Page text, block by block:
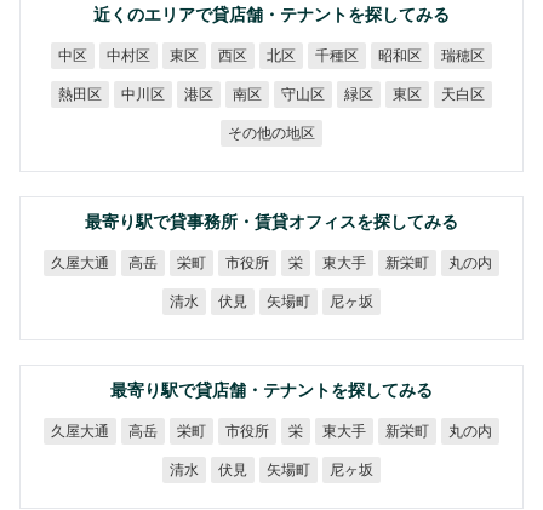
近くのエリアで貸店舗・テナントを探してみる
中区 中村区 東区 西区 北区 千種区 昭和区 瑞穂区
熱田区 中川区 港区 南区 守山区 緑区 東区 天白区
その他の地区
最寄り駅で貸事務所・賃貸オフィスを探してみる
久屋大通 高岳 栄町 市役所 栄 東大手 新栄町 丸の内
清水 伏見 矢場町 尼ヶ坂
最寄り駅で貸店舗・テナントを探してみる
久屋大通 高岳 栄町 市役所 栄 東大手 新栄町 丸の内
清水 伏見 矢場町 尼ヶ坂